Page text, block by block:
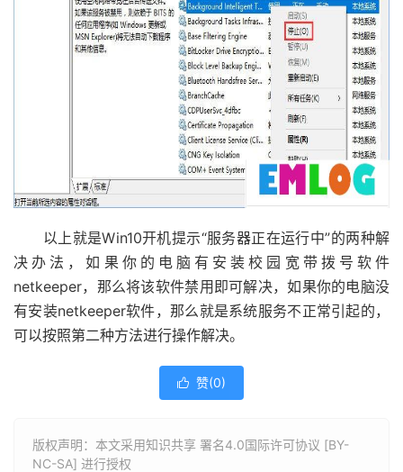
以上就是Win10开机提示“服务器正在运行中”的两种解
决办法，如果你的电脑有安装校园宽带拨号软件
netkeeper，那么将该软件禁用即可解决，如果你的电脑没
有安装netkeeper软件，那么就是系统服务不正常引起的，
可以按照第二种方法进行操作解决。
 赞(0)
版权声明：本文采用知识共享 署名4.0国际许可协议 [BY-
NC-SA] 进行授权